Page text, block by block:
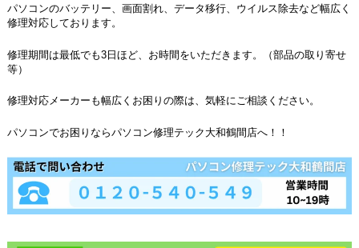
パソコンのバッテリー、画面割れ、データ移行、ウイルス除去など幅広く
修理対応しております。
修理期間は最低でも3日ほど、お時間をいただきます。（部品の取り寄せ
等）
修理対応メーカーも幅広くお困りの際は、気軽にご相談ください。
パソコンでお困りならパソコン修理テック大和鶴間店へ！！